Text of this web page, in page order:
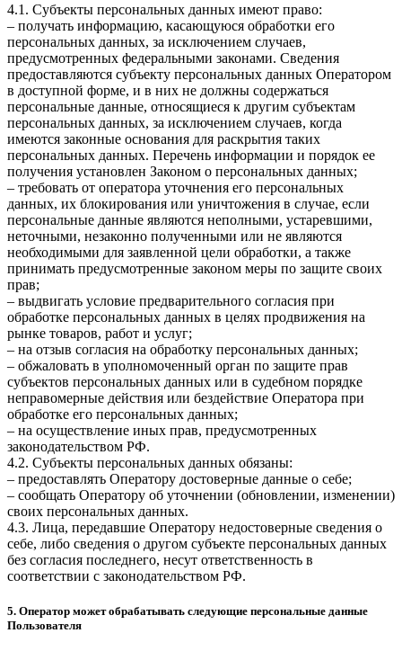
4.1. Субъекты персональных данных имеют право:
– получать информацию, касающуюся обработки его
персональных данных, за исключением случаев,
предусмотренных федеральными законами. Сведения
предоставляются субъекту персональных данных Оператором
в доступной форме, и в них не должны содержаться
персональные данные, относящиеся к другим субъектам
персональных данных, за исключением случаев, когда
имеются законные основания для раскрытия таких
персональных данных. Перечень информации и порядок ее
получения установлен Законом о персональных данных;
– требовать от оператора уточнения его персональных
данных, их блокирования или уничтожения в случае, если
персональные данные являются неполными, устаревшими,
неточными, незаконно полученными или не являются
необходимыми для заявленной цели обработки, а также
принимать предусмотренные законом меры по защите своих
прав;
– выдвигать условие предварительного согласия при
обработке персональных данных в целях продвижения на
рынке товаров, работ и услуг;
– на отзыв согласия на обработку персональных данных;
– обжаловать в уполномоченный орган по защите прав
субъектов персональных данных или в судебном порядке
неправомерные действия или бездействие Оператора при
обработке его персональных данных;
– на осуществление иных прав, предусмотренных
законодательством РФ.
4.2. Субъекты персональных данных обязаны:
– предоставлять Оператору достоверные данные о себе;
– сообщать Оператору об уточнении (обновлении, изменении)
своих персональных данных.
4.3. Лица, передавшие Оператору недостоверные сведения о
себе, либо сведения о другом субъекте персональных данных
без согласия последнего, несут ответственность в
соответствии с законодательством РФ.
5. Оператор может обрабатывать следующие персональные данные
Пользователя